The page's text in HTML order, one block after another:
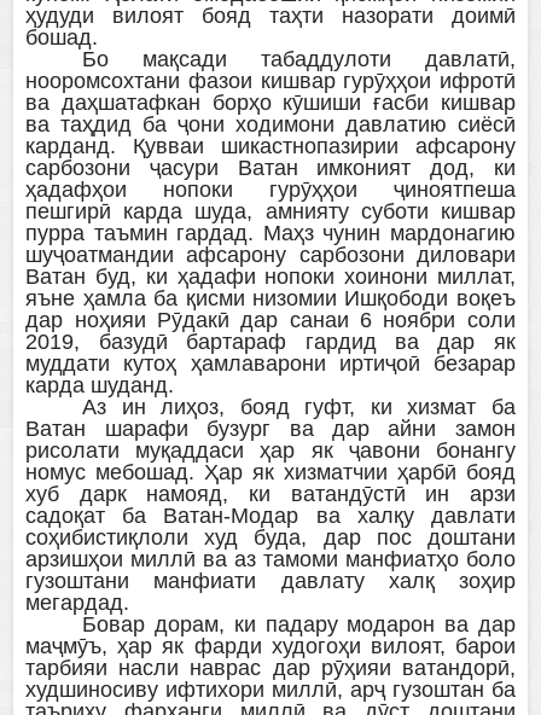
ҳудуди вилоят бояд таҳти назорати доимӣ
бошад.
Бо мақсади табаддулоти давлатӣ,
нооромсохтани фазои кишвар гурӯҳҳои ифротӣ
ва даҳшатафкан борҳо кӯшиши ғасби кишвар
ва таҳдид ба ҷони ходимони давлатию сиёсӣ
карданд. Қувваи шикастнопазирии афсарону
сарбозони ҷасури Ватан имконият дод, ки
ҳадафҳои нопоки гурӯҳҳои ҷиноятпеша
пешгирӣ карда шуда, амнияту суботи кишвар
пурра таъмин гардад. Маҳз чунин мардонагию
шуҷоатмандии афсарону сарбозони диловари
Ватан буд, ки ҳадафи нопоки хоинони миллат,
яъне ҳамла ба қисми низомии Ишқободи воқеъ
дар ноҳияи Рӯдакӣ дар санаи 6 ноябри соли
2019, базудӣ бартараф гардид ва дар як
муддати кутоҳ ҳамлаварони иртиҷоӣ безарар
карда шуданд.
Аз ин лиҳоз, бояд гуфт, ки хизмат ба
Ватан шарафи бузург ва дар айни замон
рисолати муқаддаси ҳар як ҷавони бонангу
номус мебошад. Ҳар як хизматчии ҳарбӣ бояд
хуб дарк намояд, ки ватандӯстӣ ин арзи
садоқат ба Ватан-Модар ва халқу давлати
соҳибистиқлоли худ буда, дар пос доштани
арзишҳои миллӣ ва аз тамоми манфиатҳо боло
гузоштани манфиати давлату халқ зоҳир
мегардад.
Бовар дорам, ки падару модарон ва дар
маҷмӯъ, ҳар як фарди худогоҳи вилоят, барои
тарбияи насли наврас дар рӯҳияи ватандорӣ,
худшиносиву ифтихори миллӣ, арҷ гузоштан ба